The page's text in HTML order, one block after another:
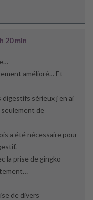
20 min
amélioré… Et
sérieux j en ai
de
a été nécessaire pour
la prise de gingko
de divers